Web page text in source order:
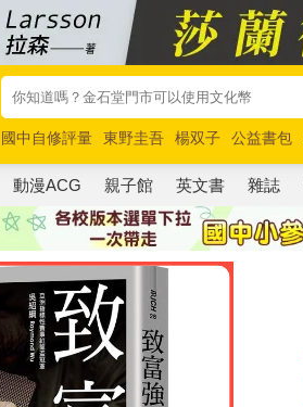
國中自修評量 東野圭吾 楊双子 公益書包
唯紅花綻放
奧德賽 路邊攤新作 馬斯克
動漫ACG 親子館 英文書 雜誌